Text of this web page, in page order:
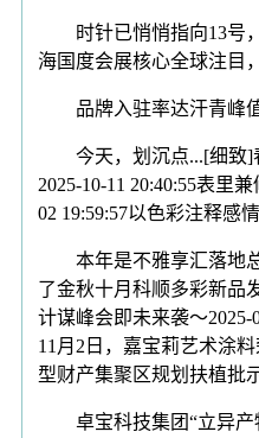
时针已悄悄指向13号，
海国度会展核心全球注目
品牌入驻率达汗青峰值
今天，划沉点...[细致]春
2025-10-11 20:40:55表里
02 19:59:57以色彩注释感
本年是不雅享汇落地总
了金秋十月科顺多彩新品
计谋峰会即未来袭～
11月2日，嘉宝莉艺术涂
型财产集聚区规划扶植批
卓宝科技集团“立异产物